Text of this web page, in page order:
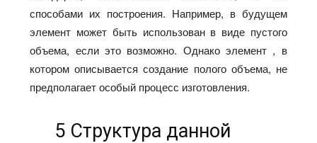
способами их построения. Например, в будущем
элемент может быть использован в виде пустого
объема, если это возможно. Однако элемент , в
котором описывается создание полого объема, не
предполагает особый процесс изготовления.
5 Структура данной